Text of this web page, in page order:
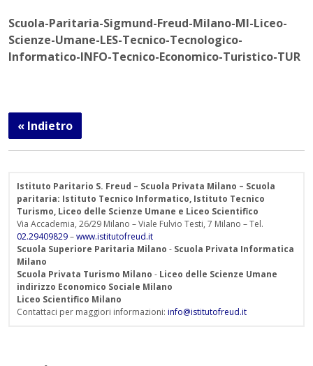
Scuola-Paritaria-Sigmund-Freud-Milano-MI-Liceo-
Scienze-Umane-LES-Tecnico-Tecnologico-
Informatico-INFO-Tecnico-Economico-Turistico-TUR
« Indietro
Istituto Paritario S. Freud – Scuola Privata Milano – Scuola
paritaria: Istituto Tecnico Informatico, Istituto Tecnico
Turismo, Liceo delle Scienze Umane e Liceo Scientifico
Via Accademia, 26/29 Milano – Viale Fulvio Testi, 7 Milano – Tel.
02.29409829–www.istitutofreud.it
Scuola Superiore Paritaria Milano - Scuola Privata Informatica
Milano
Scuola Privata Turismo Milano - Liceo delle Scienze Umane
indirizzo Economico Sociale Milano
Liceo Scientifico Milano
Contattaci per maggiori informazioni: info@istitutofreud.it